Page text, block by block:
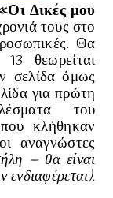
Δικές μου
τους στο
Θα
θεωρείται
σελίδα όμως
για πρώτη
του
κλήθηκαν
αναγνώστες
– θα είναι